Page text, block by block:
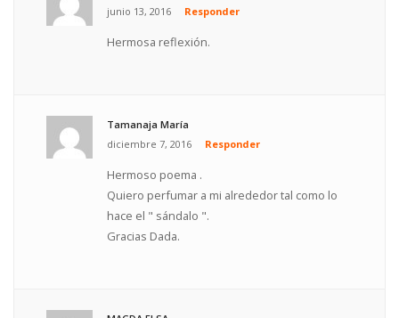
junio 13, 2016
Responder
Hermosa reflexión.
Tamanaja María
diciembre 7, 2016
Responder
Hermoso poema .
Quiero perfumar a mi alrededor tal como lo
hace el " sándalo ".
Gracias Dada.